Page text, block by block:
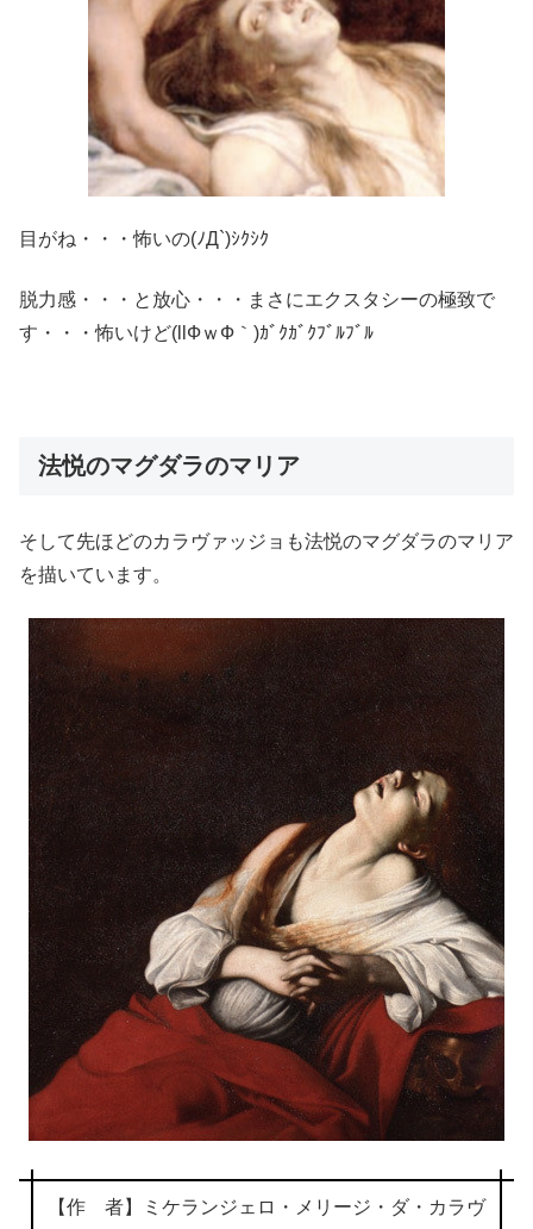
目がね・・・怖いの(ﾉД`)ｼｸｼｸ
脱力感・・・と放心・・・まさにエクスタシーの極致で
す・・・怖いけど(llФｗФ｀)ｶﾞｸｶﾞｸﾌﾞﾙﾌﾞﾙ
法悦のマグダラのマリア
そして先ほどのカラヴァッジョも法悦のマグダラのマリア
を描いています。
【作 者】ミケランジェロ・メリージ・ダ・カラヴ